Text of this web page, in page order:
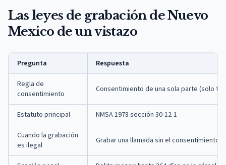
Las leyes de grabación de Nuevo
Mexico de un vistazo
Pregunta Respuesta
Regla de
consentimiento
Consentimiento de una sola parte (solo
Estatuto principal NMSA 1978 sección 30-12-1
Cuando la grabación
es ilegal
Grabar una llamada sin el consentimiento